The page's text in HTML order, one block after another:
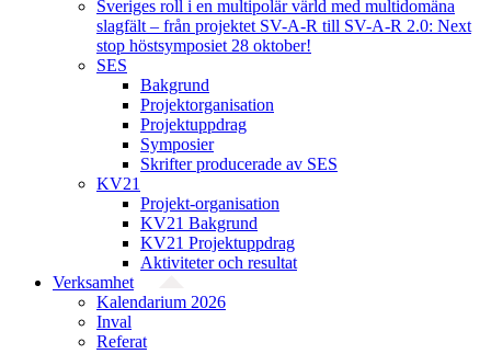
Sveriges roll i en multipolär värld med multidomäna
slagfält – från projektet SV-A-R till SV-A-R 2.0: Next
stop höstsymposiet 28 oktober!
SES
Bakgrund
Projekt­organisation
Projektuppdrag
Symposier
Skrifter producerade av SES
KV21
Projekt-organisation
KV21 Bakgrund
KV21 Projektuppdrag
Aktiviteter och resultat
Verksamhet
Kalendarium 2026
Inval
Referat